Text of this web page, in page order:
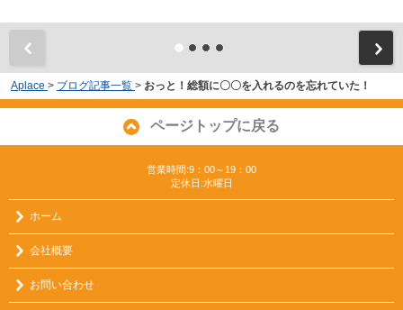
Aplace > ブログ記事一覧 > おっと！総額に〇〇を入れるのを忘れていた！
ページトップに戻る
営業時間:9：00～19：00
定休日:水曜日
ホーム
会社概要
お問い合わせ